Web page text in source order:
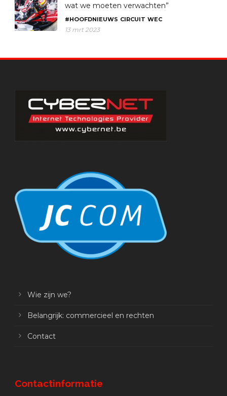
wat we moeten verwachten”
#HOOFDNIEUWS CIRCUIT WEC
13 mrt 2023
Wie zijn we?
Belangrijk: commercieel en rechten
Contact
Contactinformatie